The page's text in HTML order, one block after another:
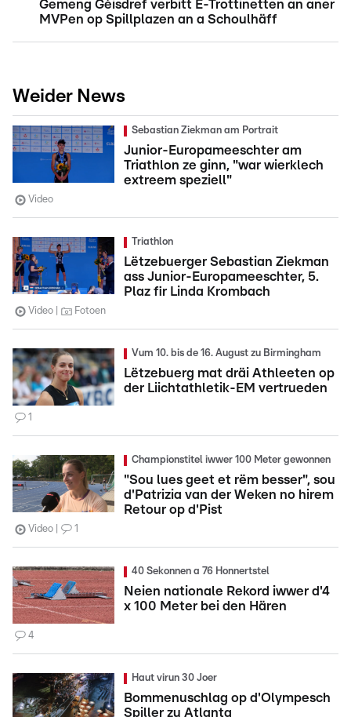
Gemeng Géisdref verbitt E-Trottinetten an aner
MVPen op Spillplazen an a Schoulhäff
Weider News
Sebastian Ziekman am Portrait
Junior-Europameeschter am
Triathlon ze ginn, "war wierklech
extreem speziell"
Video
Triathlon
Lëtzebuerger Sebastian Ziekman
ass Junior-Europameeschter, 5.
Plaz fir Linda Krombach
Video Fotoen
Vum 10. bis de 16. August zu Birmingham
Lëtzebuerg mat dräi Athleeten op
der Liichtathletik-EM vertrueden
1
Championstitel iwwer 100 Meter gewonnen
"Sou lues geet et rëm besser", sou
d'Patrizia van der Weken no hirem
Retour op d'Pist
Video 1
40 Sekonnen a 76 Honnertstel
Neien nationale Rekord iwwer d'4
x 100 Meter bei den Hären
4
Haut virun 30 Joer
Bommenuschlag op d'Olympesch
Spiller zu Atlanta